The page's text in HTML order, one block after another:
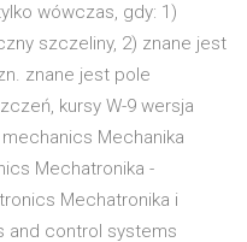
wówczas, gdy: 1)
szczeliny, 2) znane jest
znane jest pole
kursy W-9 wersja
Mechanika
Mechatronika -
Mechatronika i
and control systems